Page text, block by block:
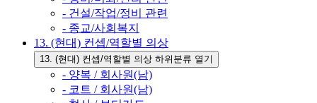
- 건설/작업/정비 관련
- 종교/사회복지
13. (현대) 컨셉/역할별 의상
13. (현대) 컨셉/역할별 의상 하위분류 열기
- 양복 / 회사원(남)
- 코트 / 회사원(남)